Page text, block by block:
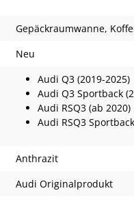
Gepäckraumwanne,
Neu
Audi Q3 (2019-2025)
Audi Q3 Sportback
Audi RSQ3 (ab 2020)
Audi RSQ3
Anthrazit
Audi Originalprodukt